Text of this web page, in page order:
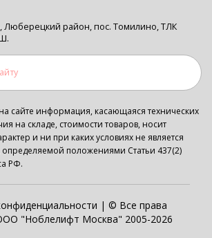
Люберецкий район, пос. Томилино, ТЛК
сайте информация, касающаяся технических
на складе, стоимости товаров, носит
и ни при каких условиях не является
положениями Статьи 437(2)
РФ.
| © Все права
"Ноблелифт Москва" 2005-2026